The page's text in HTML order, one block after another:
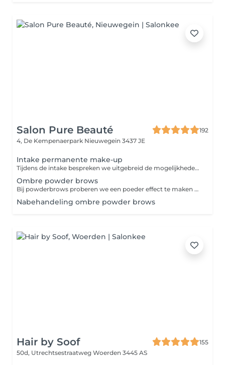
Salon Pure Beauté
192
4, De Kempenaerpark Nieuwegein 3437 JE
Intake permanente make-up
Tijdens de intake bespreken we uitgebreid de mogelijkheden van permanente make-up, kunt u al uw vragen stellen en laten wij zien wat het beste bij u past.
Ombre powder brows
Bij powderbrows proberen we een poeder effect te maken bij de wenkbrauwen. De voorkant van de wenkbrauwen maken we lichter, zodat we een heel natuurlijk resultaat geven aan de wenkbrauwen. Het lijkt het net alsof de wenkbrauw met een potlood of poeder licht zijn ingekleurd. De prijs is incl. na behandeling binnen 2 maanden.
Nabehandeling ombre powder brows
Hair by Soof
155
50d, Utrechtsestraatweg Woerden 3445 AS